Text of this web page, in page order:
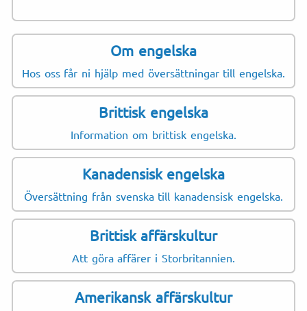
Om engelska
Hos oss får ni hjälp med översättningar till engelska.
Brittisk engelska
Information om brittisk engelska.
Kanadensisk engelska
Översättning från svenska till kanadensisk engelska.
Brittisk affärskultur
Att göra affärer i Storbritannien.
Amerikansk affärskultur